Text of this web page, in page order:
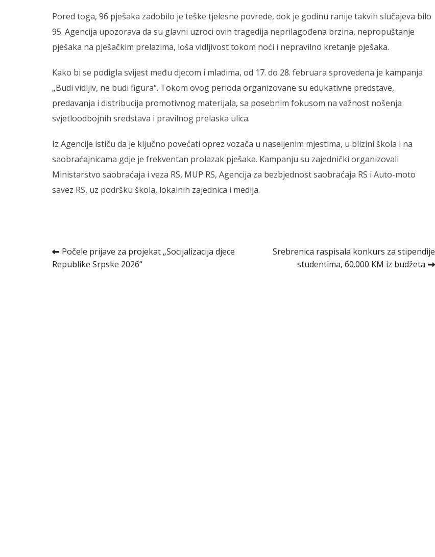
Pored toga, 96 pješaka zadobilo je teške tjelesne povrede, dok je godinu ranije takvih slučajeva bilo
95. Agencija upozorava da su glavni uzroci ovih tragedija neprilagođena brzina, nepropuštanje
pješaka na pješačkim prelazima, loša vidljivost tokom noći i nepravilno kretanje pješaka.
Kako bi se podigla svijest među djecom i mladima, od 17. do 28. februara sprovedena je kampanja
„Budi vidljiv, ne budi figura“. Tokom ovog perioda organizovane su edukativne predstave,
predavanja i distribucija promotivnog materijala, sa posebnim fokusom na važnost nošenja
svjetloodbojnih sredstava i pravilnog prelaska ulica.
Iz Agencije ističu da je ključno povećati oprez vozača u naseljenim mjestima, u blizini škola i na
saobraćajnicama gdje je frekventan prolazak pješaka. Kampanju su zajednički organizovali
Ministarstvo saobraćaja i veza RS, MUP RS, Agencija za bezbjednost saobraćaja RS i Auto-moto
savez RS, uz podršku škola, lokalnih zajednica i medija.
Kretanje
Počele prijave za projekat „Socijalizacija djece
Republike Srpske 2026“
Srebrenica raspisala konkurs za stipendije
studentima, 60.000 KM iz budžeta